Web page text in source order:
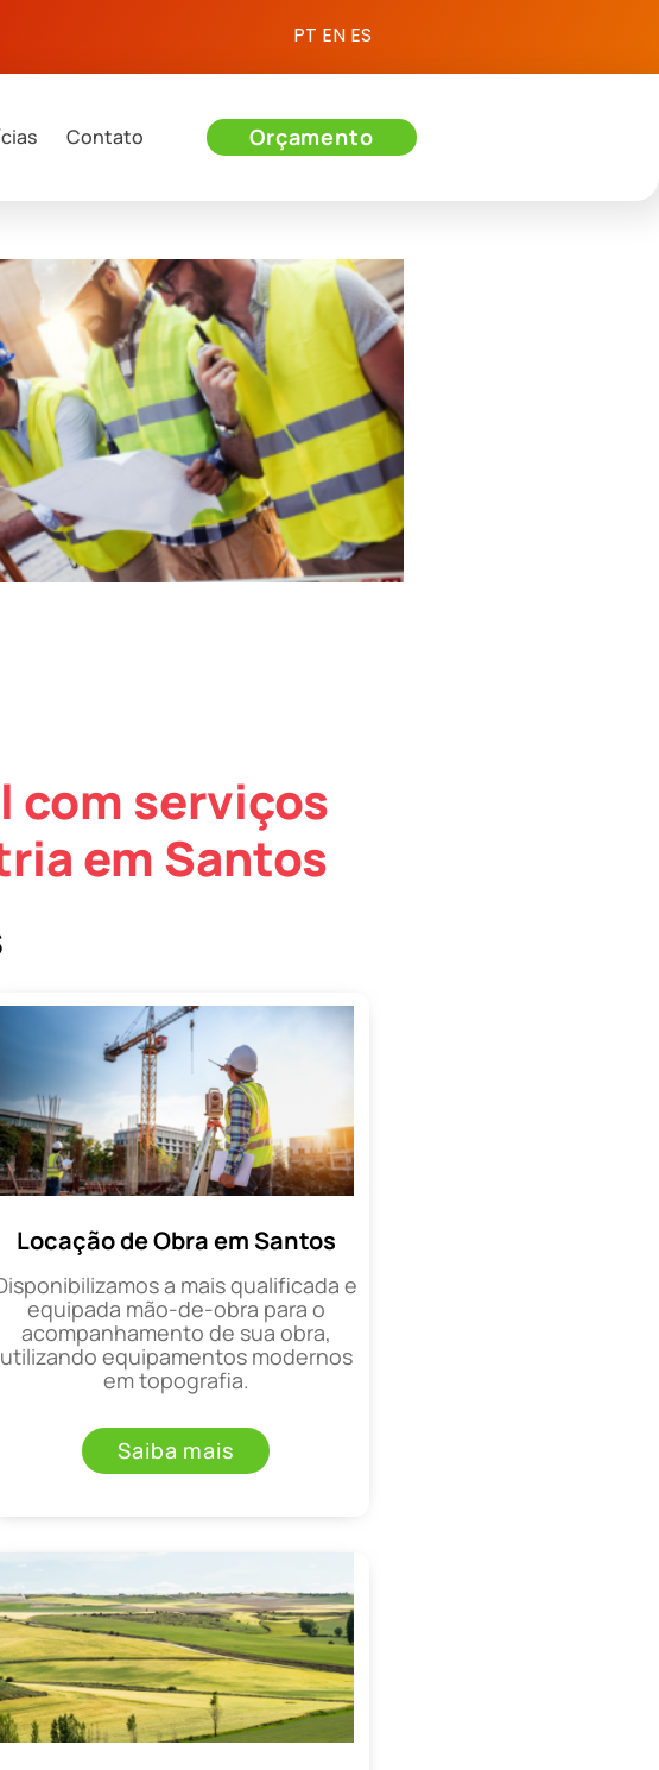
PT EN ES
Contato Orçamento
com serviços
em Santos
Locação de Obra em Santos
a mais qualificada e
equipada mão-de-obra para o
acompanhamento de sua obra,
utilizando equipamentos modernos
em topografia.
Saiba mais